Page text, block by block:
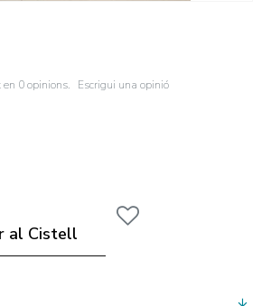
en 0 opinions. Escrigui una opinió
al Cistell